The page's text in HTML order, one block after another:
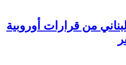
من قرارات أوروبية